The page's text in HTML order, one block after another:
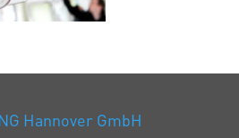
Hannover GmbH